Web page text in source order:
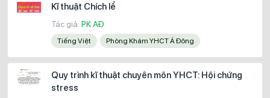
Kĩ thuật Chích lể
Tác giả: PK AĐ
Tiếng Việt Phòng Khám YHCT Á Đông
Quy trình kĩ thuật chuyên môn YHCT: Hội chứng
stress